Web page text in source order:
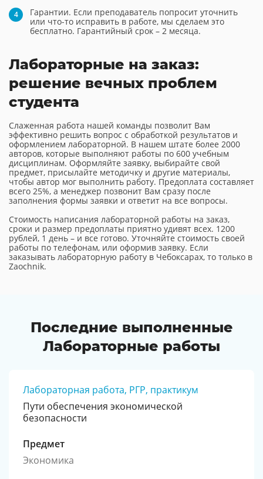
Гарантии. Если преподаватель попросит уточнить
или что-то исправить в работе, мы сделаем это
бесплатно. Гарантийный срок – 2 месяца.
Лабораторные на заказ:
решение вечных проблем
студента
Слаженная работа нашей команды позволит Вам
эффективно решить вопрос с обработкой результатов и
оформлением лабораторной. В нашем штате более 2000
авторов, которые выполняют работы по 600 учебным
дисциплинам. Оформляйте заявку, выбирайте свой
предмет, присылайте методичку и другие материалы,
чтобы автор мог выполнить работу. Предоплата составляет
всего 25%, а менеджер позвонит Вам сразу после
заполнения формы заявки и ответит на все вопросы.
Стоимость написания лабораторной работы на заказ,
сроки и размер предоплаты приятно удивят всех. 1200
рублей, 1 день – и все готово. Уточняйте стоимость своей
работы по телефонам, или оформив заявку. Если
заказывать лабораторную работу в Чебоксарах, то только в
Zaochnik.
Последние выполненные
Лабораторные работы
Лабораторная работа, РГР, практикум
Пути обеспечения экономической
безопасности
Предмет
Экономика